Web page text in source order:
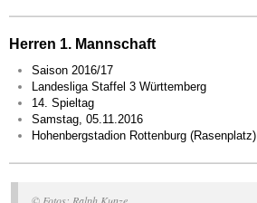
Herren 1. Mannschaft
Saison 2016/17
Landesliga Staffel 3 Württemberg
14. Spieltag
Samstag, 05.11.2016
Hohenbergstadion Rottenburg (Rasenplatz)